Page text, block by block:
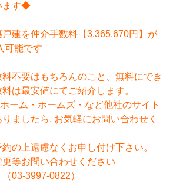
ます◆
戸建を仲介手数料【3,365,670円】が
可能です
料不要はもちろんのこと、無料にでき
は最安値にてご紹介します。
ーム・ホームズ・など他社のサイト
ましたら, お気軽にお問い合わせく
の上遠慮なくお申し付け下さい。
更等お問い合わせください
03-3997-0822）